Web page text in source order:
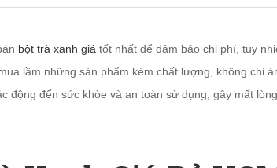
bột trà xanh giá tốt nhất để đảm bảo chi phí, tuy
lầm những sản phẩm kém chất lượng, không chỉ
động đến sức khỏe và an toàn sử dụng, gây mất